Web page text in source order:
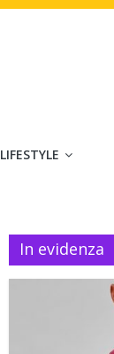
LIFESTYLE
In evidenza